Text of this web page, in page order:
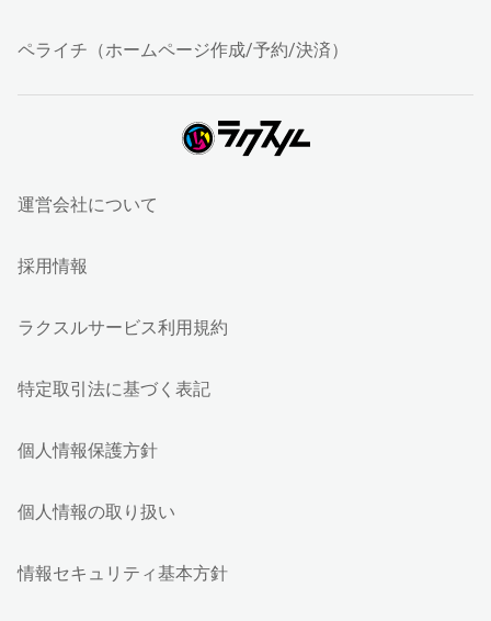
ペライチ（ホームページ作成/予約/決済）
運営会社について
採用情報
ラクスルサービス利用規約
特定取引法に基づく表記
個人情報保護方針
個人情報の取り扱い
情報セキュリティ基本方針